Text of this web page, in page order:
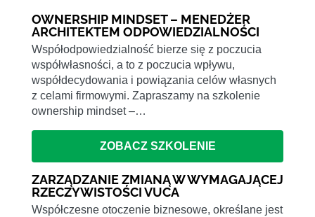
OWNERSHIP MINDSET – MENEDŻER
ARCHITEKTEM ODPOWIEDZIALNOŚCI
Współodpowiedzialność bierze się z poczucia
współwłasności, a to z poczucia wpływu,
współdecydowania i powiązania celów własnych
z celami firmowymi. Zapraszamy na szkolenie
ownership mindset –…
ZOBACZ SZKOLENIE
ZARZĄDZANIE ZMIANĄ W WYMAGAJĄCEJ
RZECZYWISTOŚCI VUCA
Współczesne otoczenie biznesowe, określane jest